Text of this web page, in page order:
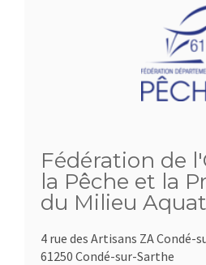
Fédération de
la Pêche et la
du Milieu
4 rue des Artisans ZA Condé-
61250 Condé-sur-Sarthe